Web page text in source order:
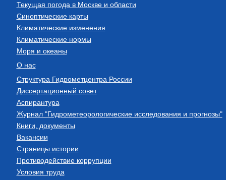
Текущая погода в Москве и области
Синоптические карты
Климатические изменения
Климатические нормы
Моря и океаны
О нас
Структура Гидрометцентра России
Диссертационный совет
Аспирантура
Журнал "Гидрометеорологические исследования и прогнозы"
Книги, документы
Вакансии
Страницы истории
Противодействие коррупции
Условия труда